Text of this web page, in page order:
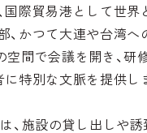
国際貿易港として世
、かつて大連や台湾
空間で会議を開き、研
特別な文脈を提供し
、施設の貸し出しや